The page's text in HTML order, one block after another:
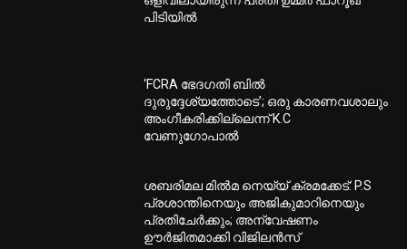
പിടിയിൽ
‘FCRA ഭേദഗതി ബിൽ
ദുരുദ്ദേശ്യത്തോടെ’; ഒരു കാരണവശാലും
അംഗീകരിക്കില്ലെന്ന് K.C
വേണുഗോപാൽ
ശബരിമല മിൽമ നെയ്യ് ക്രമക്കേട്: P.S
പ്രശാന്തിനെയും അജികുമാറിനെയും
പ്രതിചേർക്കും; അന്വേഷണം
ഊർജിതമാക്കി വിജിലൻസ്